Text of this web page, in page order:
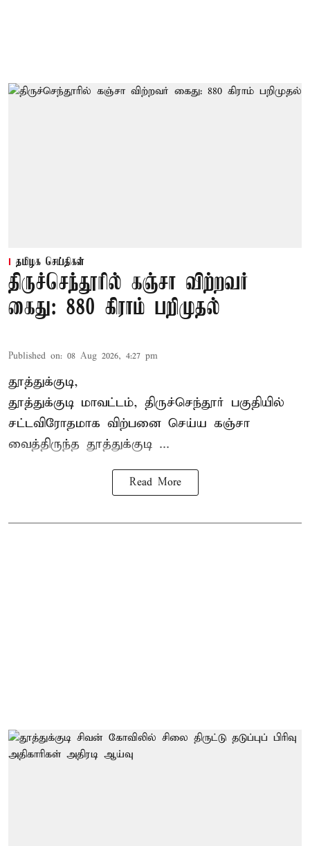
தமிழக செய்திகள்
திருச்செந்தூரில் கஞ்சா விற்றவர்
கைது: 880 கிராம் பறிமுதல்
Published on: 08 Aug 2026, 4:27 pm
தூத்துக்குடி,
தூத்துக்குடி மாவட்டம், திருச்செந்தூர் பகுதியில்
சட்டவிரோதமாக விற்பனை செய்ய கஞ்சா
வைத்திருந்த தூத்துக்குடி ...
Read More